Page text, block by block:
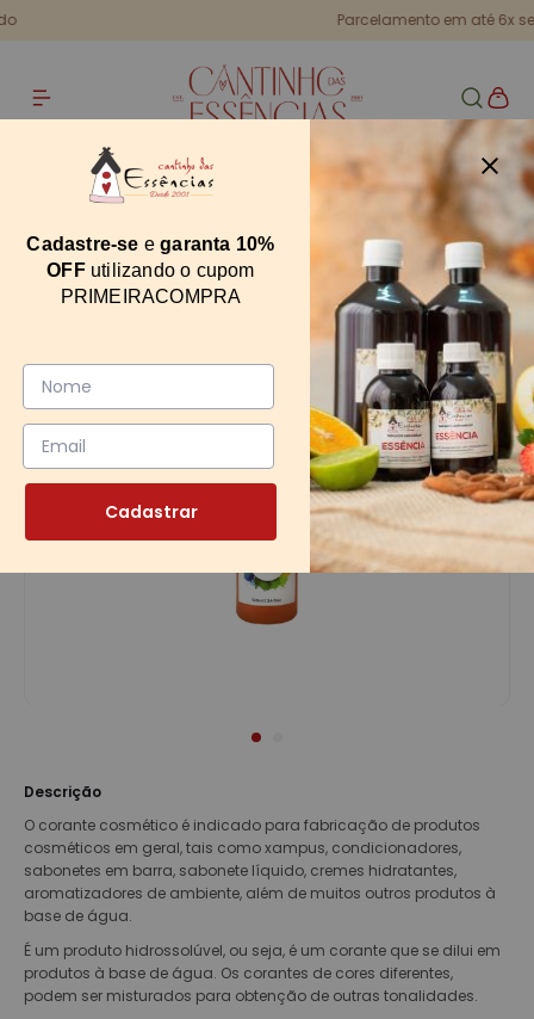
Parcelamento em até 6x sem juros
Corante Cosmético Amarelo 100ml
Corante Cosmético Amarelo 100ml
12175
Descrição
O corante cosmético é indicado para fabricação de produtos
cosméticos em geral, tais como xampus, condicionadores,
sabonetes em barra, sabonete líquido, cremes hidratantes,
aromatizadores de ambiente, além de muitos outros produtos à
base de água.
É um produto hidrossolúvel, ou seja, é um corante que se dilui em
produtos à base de água. Os corantes de cores diferentes,
podem ser misturados para obtenção de outras tonalidades.
Cadastre-se egaranta 10%
OFFutilizando o cupom
PRIMEIRACOMPRA
Cadastrar